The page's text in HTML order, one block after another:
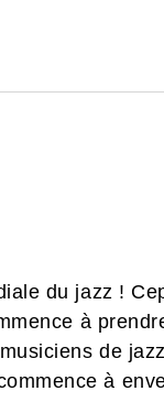
du jazz !
à
de
à